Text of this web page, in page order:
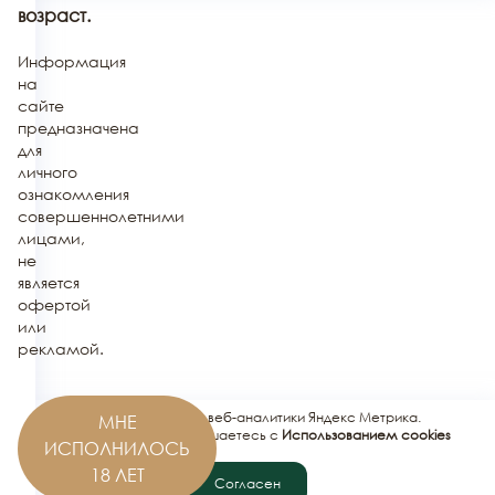
Этот сайт использует сервис веб-аналитики Яндекс Метрика.
Используя этот сайт, вы соглашаетесь с Использованием cookies
сервисов Яндекс.Метрика.
Согласен
возраст.
Информация
на
сайте
предназначена
для
личного
ознакомления
совершеннолетними
лицами,
не
является
офертой
или
рекламой.
МНЕ
ИСПОЛНИЛОСЬ
18 ЛЕТ